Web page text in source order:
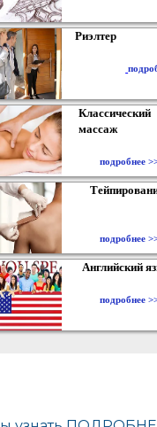
Риэлтер
Классический
массаж
подробнее
подробнее
Английский
подробнее